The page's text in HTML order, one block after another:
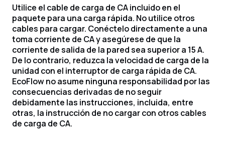
Utilice el cable de carga de CA incluido en el
paquete para una carga rápida. No utilice otros
cables para cargar. Conéctelo directamente a una
toma corriente de CA y asegúrese de que la
corriente de salida de la pared sea superior a 15 A.
De lo contrario, reduzca la velocidad de carga de la
unidad con el interruptor de carga rápida de CA.
EcoFlow no asume ninguna responsabilidad por las
consecuencias derivadas de no seguir
debidamente las instrucciones, incluida, entre
otras, la instrucción de no cargar con otros cables
de carga de CA.